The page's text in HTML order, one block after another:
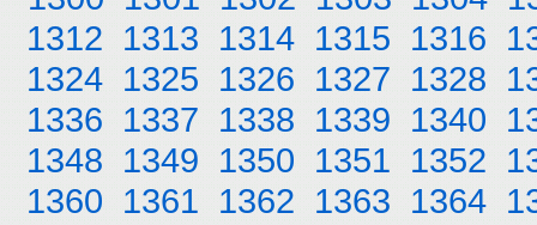
1312 1313 1314 1315 1316
1324 1325 1326 1327 1328
1336 1337 1338 1339 1340
1348 1349 1350 1351 1352
1360 1361 1362 1363 1364